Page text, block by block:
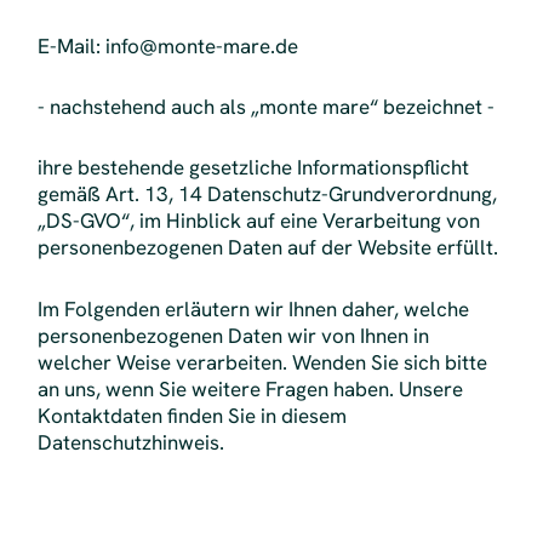
E-Mail: info@monte-mare.de
- nachstehend auch als „monte mare“ bezeichnet -
ihre bestehende gesetzliche Informationspflicht
gemäß Art. 13, 14 Datenschutz-Grundverordnung,
„DS-GVO“, im Hinblick auf eine Verarbeitung von
personenbezogenen Daten auf der Website erfüllt.
Im Folgenden erläutern wir Ihnen daher, welche
personenbezogenen Daten wir von Ihnen in
welcher Weise verarbeiten. Wenden Sie sich bitte
an uns, wenn Sie weitere Fragen haben. Unsere
Kontaktdaten finden Sie in diesem
Datenschutzhinweis.